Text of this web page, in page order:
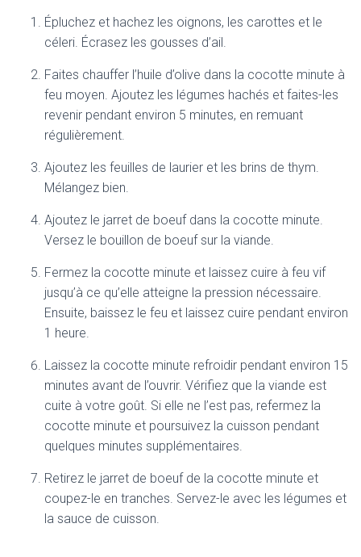
Épluchez et hachez les oignons, les carottes et le
céleri. Écrasez les gousses d’ail.
Faites chauffer l’huile d’olive dans la cocotte minute à
feu moyen. Ajoutez les légumes hachés et faites-les
revenir pendant environ 5 minutes, en remuant
régulièrement.
Ajoutez les feuilles de laurier et les brins de thym.
Mélangez bien.
Ajoutez le jarret de boeuf dans la cocotte minute.
Versez le bouillon de boeuf sur la viande.
Fermez la cocotte minute et laissez cuire à feu vif
jusqu’à ce qu’elle atteigne la pression nécessaire.
Ensuite, baissez le feu et laissez cuire pendant environ
1 heure.
Laissez la cocotte minute refroidir pendant environ 15
minutes avant de l’ouvrir. Vérifiez que la viande est
cuite à votre goût. Si elle ne l’est pas, refermez la
cocotte minute et poursuivez la cuisson pendant
quelques minutes supplémentaires.
Retirez le jarret de boeuf de la cocotte minute et
coupez-le en tranches. Servez-le avec les légumes et
la sauce de cuisson.